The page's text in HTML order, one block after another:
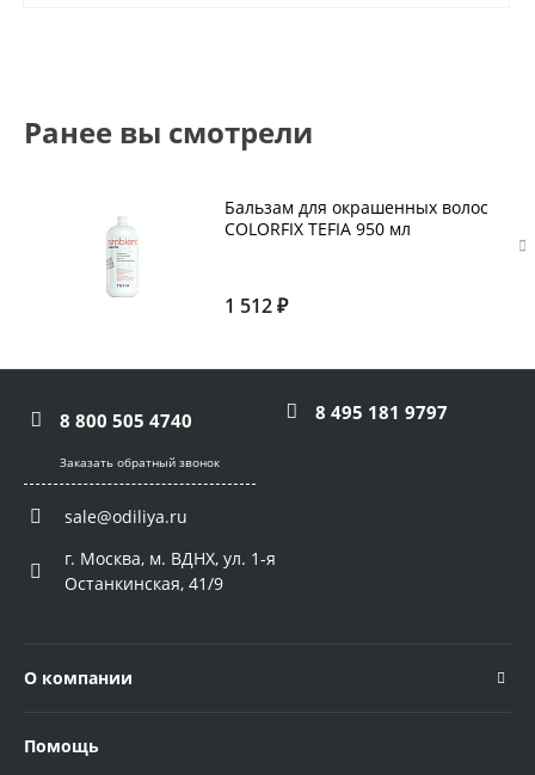
Ранее вы смотрели
Бальзам для окрашенных волос
COLORFIX TEFIA 950 мл
1 512 ₽
8 800 505 4740 8 495 181 9797
Заказать обратный звонок
sale@odiliya.ru
г. Москва, м. ВДНХ, ул. 1-я
Останкинская, 41/9
О компании
Помощь